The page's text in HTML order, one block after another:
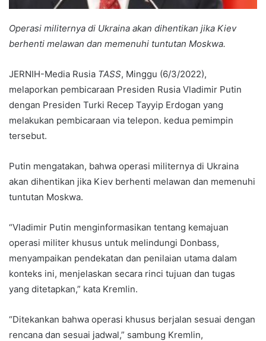
Operasi militernya di Ukraina akan dihentikan jika Kiev
berhenti melawan dan memenuhi tuntutan Moskwa.
JERNIH-Media Rusia TASS, Minggu (6/3/2022),
melaporkan pembicaraan Presiden Rusia Vladimir Putin
dengan Presiden Turki Recep Tayyip Erdogan yang
melakukan pembicaraan via telepon. kedua pemimpin
tersebut.
Putin mengatakan, bahwa operasi militernya di Ukraina
akan dihentikan jika Kiev berhenti melawan dan memenuhi
tuntutan Moskwa.
“Vladimir Putin menginformasikan tentang kemajuan
operasi militer khusus untuk melindungi Donbass,
menyampaikan pendekatan dan penilaian utama dalam
konteks ini, menjelaskan secara rinci tujuan dan tugas
yang ditetapkan,” kata Kremlin.
“Ditekankan bahwa operasi khusus berjalan sesuai dengan
rencana dan sesuai jadwal,” sambung Kremlin,